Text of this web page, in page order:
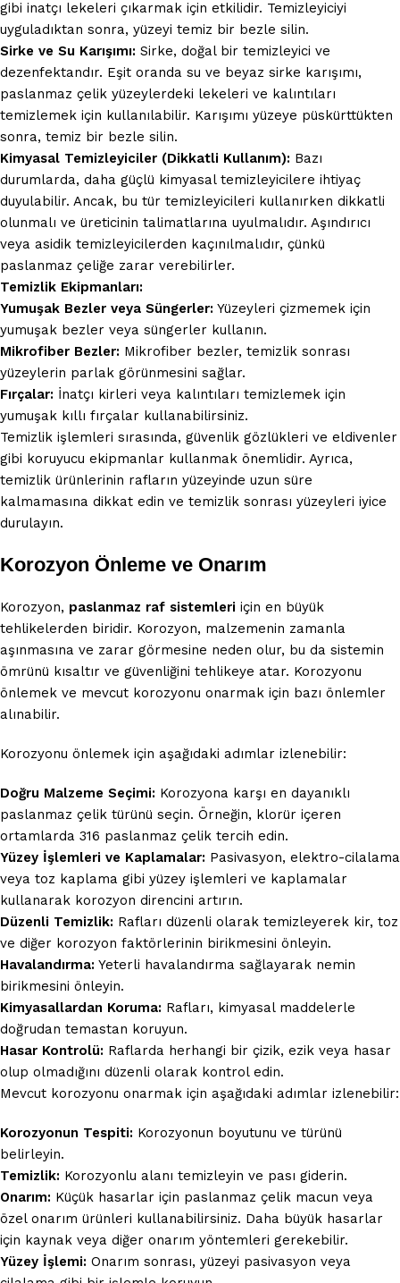
gibi inatçı lekeleri çıkarmak için etkilidir. Temizleyiciyi
uyguladıktan sonra, yüzeyi temiz bir bezle silin.
Sirke ve Su Karışımı: Sirke, doğal bir temizleyici ve
dezenfektandır. Eşit oranda su ve beyaz sirke karışımı,
paslanmaz çelik yüzeylerdeki lekeleri ve kalıntıları
temizlemek için kullanılabilir. Karışımı yüzeye püskürttükten
sonra, temiz bir bezle silin.
Kimyasal Temizleyiciler (Dikkatli Kullanım): Bazı
durumlarda, daha güçlü kimyasal temizleyicilere ihtiyaç
duyulabilir. Ancak, bu tür temizleyicileri kullanırken dikkatli
olunmalı ve üreticinin talimatlarına uyulmalıdır. Aşındırıcı
veya asidik temizleyicilerden kaçınılmalıdır, çünkü
paslanmaz çeliğe zarar verebilirler.
Temizlik Ekipmanları:
Yumuşak Bezler veya Süngerler: Yüzeyleri çizmemek için
yumuşak bezler veya süngerler kullanın.
Mikrofiber Bezler: Mikrofiber bezler, temizlik sonrası
yüzeylerin parlak görünmesini sağlar.
Fırçalar: İnatçı kirleri veya kalıntıları temizlemek için
yumuşak kıllı fırçalar kullanabilirsiniz.
Temizlik işlemleri sırasında, güvenlik gözlükleri ve eldivenler
gibi koruyucu ekipmanlar kullanmak önemlidir. Ayrıca,
temizlik ürünlerinin rafların yüzeyinde uzun süre
kalmamasına dikkat edin ve temizlik sonrası yüzeyleri iyice
durulayın.
Korozyon Önleme ve Onarım
Korozyon, paslanmaz raf sistemleri için en büyük
tehlikelerden biridir. Korozyon, malzemenin zamanla
aşınmasına ve zarar görmesine neden olur, bu da sistemin
ömrünü kısaltır ve güvenliğini tehlikeye atar. Korozyonu
önlemek ve mevcut korozyonu onarmak için bazı önlemler
alınabilir.
Korozyonu önlemek için aşağıdaki adımlar izlenebilir:
Doğru Malzeme Seçimi: Korozyona karşı en dayanıklı
paslanmaz çelik türünü seçin. Örneğin, klorür içeren
ortamlarda 316 paslanmaz çelik tercih edin.
Yüzey İşlemleri ve Kaplamalar: Pasivasyon, elektro-cilalama
veya toz kaplama gibi yüzey işlemleri ve kaplamalar
kullanarak korozyon direncini artırın.
Düzenli Temizlik: Rafları düzenli olarak temizleyerek kir, toz
ve diğer korozyon faktörlerinin birikmesini önleyin.
Havalandırma: Yeterli havalandırma sağlayarak nemin
birikmesini önleyin.
Kimyasallardan Koruma: Rafları, kimyasal maddelerle
doğrudan temastan koruyun.
Hasar Kontrolü: Raflarda herhangi bir çizik, ezik veya hasar
olup olmadığını düzenli olarak kontrol edin.
Mevcut korozyonu onarmak için aşağıdaki adımlar izlenebilir:
Korozyonun Tespiti: Korozyonun boyutunu ve türünü
belirleyin.
Temizlik: Korozyonlu alanı temizleyin ve pası giderin.
Onarım: Küçük hasarlar için paslanmaz çelik macun veya
özel onarım ürünleri kullanabilirsiniz. Daha büyük hasarlar
için kaynak veya diğer onarım yöntemleri gerekebilir.
Yüzey İşlemi: Onarım sonrası, yüzeyi pasivasyon veya